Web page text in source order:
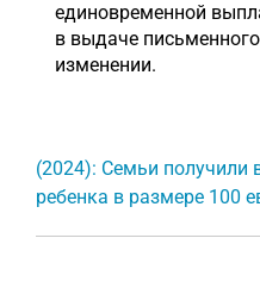
единовременной
в выдаче
изменении.
(2024): Семьи получили
ребенка в размере 100